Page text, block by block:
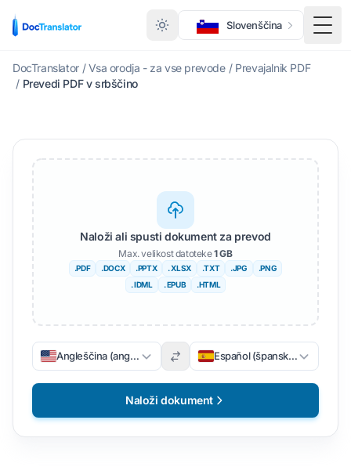
Slovenščina
DocTranslator / Vsa orodja - za vse prevode / Prevajalnik PDF
/ Prevedi PDF v srbščino
Naloži ali spusti dokument za prevod
Max. velikost datoteke1 GB
.PDF .DOCX .PPTX . XLSX .TXT .JPG
.PNG
. IDML
. EPUB .HTML
Angleščina (angleščina) Español (špansko)
Naloži dokument